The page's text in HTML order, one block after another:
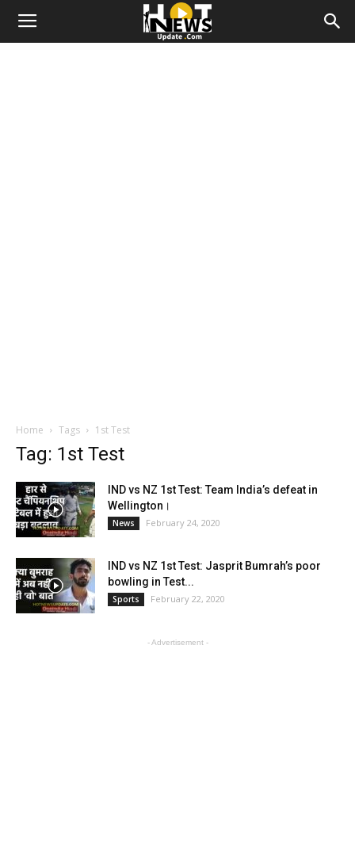
Home Tags 1st Test
Tag: 1st Test
IND vs NZ 1st Test: Team India’s defeat in
Wellington।
News February 24, 2020
IND vs NZ 1st Test: Jasprit Bumrah’s poor
bowling in Test...
Sports February 22, 2020
- Advertisement -